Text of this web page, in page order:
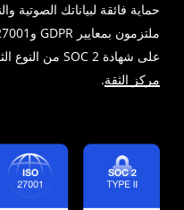
حماية فائقة لبياناتك الصوتية
على شهادة SOC 2 من النوع الثاني. تعرف على المزيد في صفحتنا
مركز الثقة.